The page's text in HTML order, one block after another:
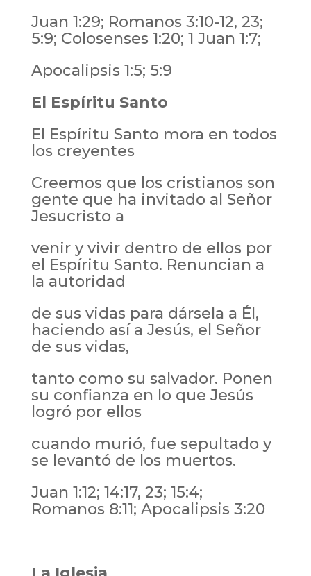
Juan 1:29; Romanos 3:10-12, 23;
5:9; Colosenses 1:20; 1 Juan 1:7;
Apocalipsis 1:5; 5:9
El Espíritu Santo
El Espíritu Santo mora en todos
los creyentes
Creemos que los cristianos son
gente que ha invitado al Señor
Jesucristo a
venir y vivir dentro de ellos por
el Espíritu Santo. Renuncian a
la autoridad
de sus vidas para dársela a Él,
haciendo así a Jesús, el Señor
de sus vidas,
tanto como su salvador. Ponen
su confianza en lo que Jesús
logró por ellos
cuando murió, fue sepultado y
se levantó de los muertos.
Juan 1:12; 14:17, 23; 15:4;
Romanos 8:11; Apocalipsis 3:20